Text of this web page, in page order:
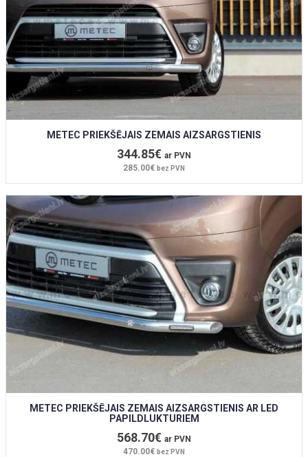
METEC PRIEKŠĒJAIS ZEMAIS AIZSARGSTIENIS
344.85€ ar PVN
285.00€ bez PVN
METEC PRIEKŠĒJAIS ZEMAIS AIZSARGSTIENIS AR LED
PAPILDLUKTURIEM
568.70€ ar PVN
470.00€ bez PVN